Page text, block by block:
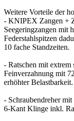
Weitere Vorteile der
- KNIPEX Zangen +
Seegeringzangen mit
Federstahlspitzen
10 fache Standzeiten.
- Ratschen mit
Feinverzahnung mit
erhöhter Belastbarkeit.
- Schraubendreher
6-Kant Klinge inkl.